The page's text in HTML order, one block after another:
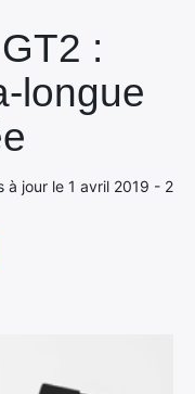
:
longue
à jour le 1 avril 2019 - 2